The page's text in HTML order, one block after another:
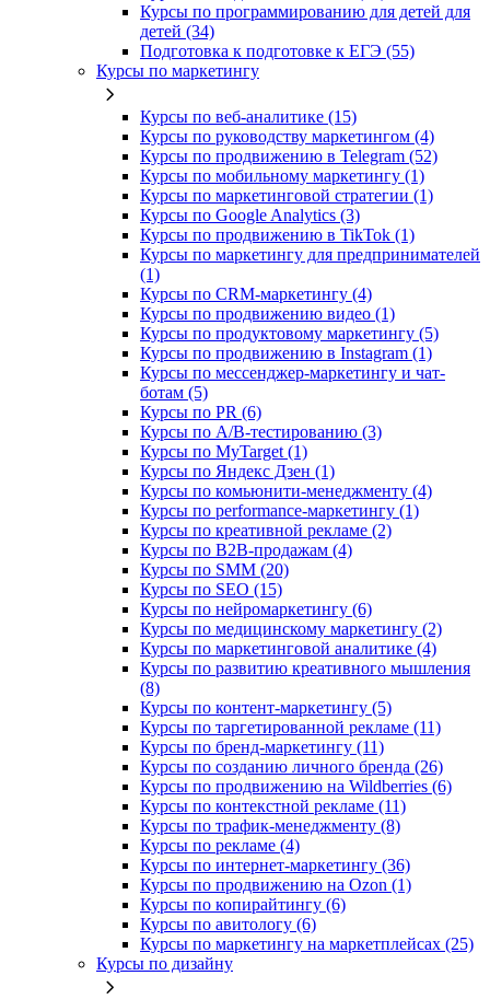
Курсы по программированию для детей для
детей (34)
Подготовка к подготовке к ЕГЭ (55)
Курсы по маркетингу
Курсы по веб-аналитике (15)
Курсы по руководству маркетингом (4)
Курсы по продвижению в Telegram (52)
Курсы по мобильному маркетингу (1)
Курсы по маркетинговой стратегии (1)
Курсы по Google Analytics (3)
Курсы по продвижению в TikTok (1)
Курсы по маркетингу для предпринимателей
(1)
Курсы по CRM-маркетингу (4)
Курсы по продвижению видео (1)
Курсы по продуктовому маркетингу (5)
Курсы по продвижению в Instagram (1)
Курсы по мессенджер-маркетингу и чат-
ботам (5)
Курсы по PR (6)
Курсы по A/B-тестированию (3)
Курсы по MyTarget (1)
Курсы по Яндекс Дзен (1)
Курсы по комьюнити-менеджменту (4)
Курсы по performance-маркетингу (1)
Курсы по креативной рекламе (2)
Курсы по B2B-продажам (4)
Курсы по SMM (20)
Курсы по SEO (15)
Курсы по нейромаркетингу (6)
Курсы по медицинскому маркетингу (2)
Курсы по маркетинговой аналитике (4)
Курсы по развитию креативного мышления
(8)
Курсы по контент-маркетингу (5)
Курсы по таргетированной рекламе (11)
Курсы по бренд-маркетингу (11)
Курсы по созданию личного бренда (26)
Курсы по продвижению на Wildberries (6)
Курсы по контекстной рекламе (11)
Курсы по трафик-менеджменту (8)
Курсы по рекламе (4)
Курсы по интернет-маркетингу (36)
Курсы по продвижению на Ozon (1)
Курсы по копирайтингу (6)
Курсы по авитологу (6)
Курсы по маркетингу на маркетплейсах (25)
Курсы по дизайну